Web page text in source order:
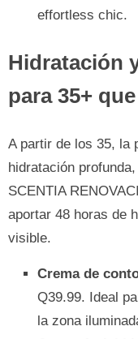
effortless chic.
Hidratación
para 35+
A partir de los 35, la
hidratación
SCENTIA
aportar 48 horas de
visible.
Crema de
Q39.99. Ideal
la zona